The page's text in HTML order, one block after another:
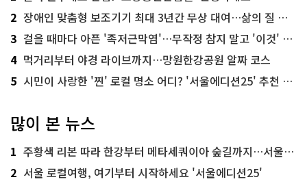
2 장애인 맞춤형 보조기기 최대 3년간 무상 대여…삶의 질 높인다
3 걸을 때마다 아픈 '족저근막염'…무작정 참지 말고 '이것' 해보세요!
4 먹거리부터 야경 라이브까지…망원한강공원 알짜 코스
5 시민이 사랑한 '찐' 로컬 명소 어디? '서울에디션25' 추천 코스
많이 본 뉴스
1 주황색 리본 따라 한강부터 메타세쿼이아 숲길까지…서울둘레길 15코스
2 서울 로컬여행, 여기부터 시작하세요 '서울에디션25'